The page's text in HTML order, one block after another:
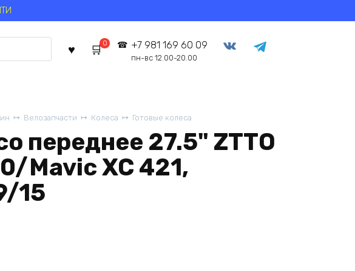
0 +7 981 169 60 09
пн-вс 12.00-20.00
Велозапчасти Колеса Готовые колеса
переднее 27.5" ZTTO
Mavic XC 421,
15